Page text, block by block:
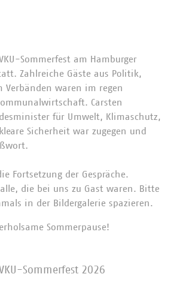
Sommerfest am Hamburger
Zahlreiche Gäste aus Politik,
Verbänden waren im regen
Carsten
für Umwelt, Klimaschutz,
Sicherheit war zugegen und
Fortsetzung der Gespräche.
die bei uns zu Gast waren. Bitte
in der Bildergalerie spazieren.
Sommerpause!
Sommerfest 2026